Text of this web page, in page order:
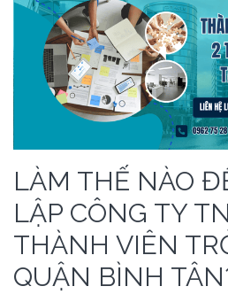
LÀM THẾ NÀO
LẬP CÔNG TY
THÀNH VIÊN
QUẬN BÌNH